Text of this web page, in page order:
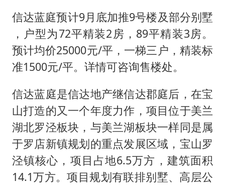
信达蓝庭预计9月底加推9号楼及部分别墅
，户型为72平精装2房，89平精装3房。
预计均价25000元/平，一梯三户，精装标
准1500元/平。详情可咨询售楼处。
信达蓝庭是信达地产继信达郡庭后，在宝
山打造的又一个年度力作，项目位于美兰
湖北罗泾板块，与美兰湖板块一样同是属
于罗店新镇规划的重点发展区域，宝山罗
泾镇核心，项目占地6.5万方，建筑面积
14.1万方。项目规划有联排别墅、高层公